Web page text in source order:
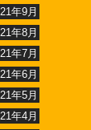
年9月
年8月
年7月
年6月
年5月
年4月